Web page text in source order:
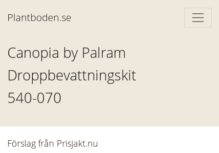
Plantboden.se
Canopia by Palram
Droppbevattningskit
540-070
Förslag från Prisjakt.nu